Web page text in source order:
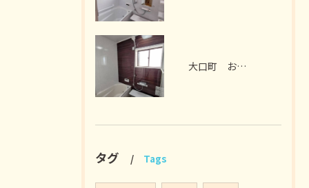
大口町 お風呂リフォーム M様邸 2026年7月
タグ Tags